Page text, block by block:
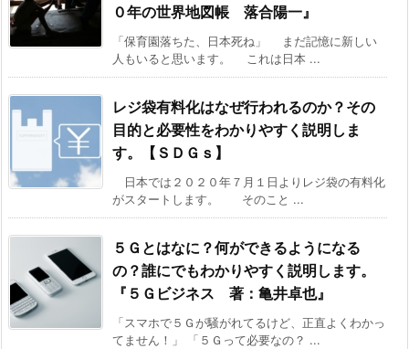
０年の世界地図帳 落合陽一』
「保育園落ちた、日本死ね」 まだ記憶に新しい
人もいると思います。 これは日本 ...
レジ袋有料化はなぜ行われるのか？その
目的と必要性をわかりやすく説明しま
す。【ＳＤＧｓ】
日本では２０２０年７月１日よりレジ袋の有料化
がスタートします。 そのこと ...
５Ｇとはなに？何ができるようになる
の？誰にでもわかりやすく説明します。
『５Ｇビジネス 著：亀井卓也』
「スマホで５Ｇが騒がれてるけど、正直よくわかっ
てません！」 「５Ｇって必要なの？ ...